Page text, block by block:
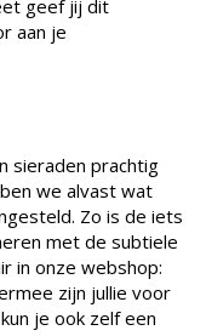
geef jij dit
aan je
sieraden prachtig
we alvast wat
Zo is de iets
met de subtiele
in onze webshop:
zijn jullie voor
je ook zelf een